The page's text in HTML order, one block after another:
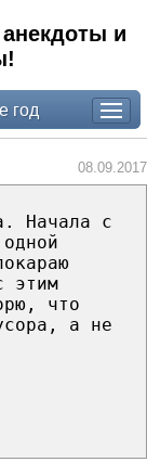
и
год
08.09.2017
Начала с
этим
что
а не